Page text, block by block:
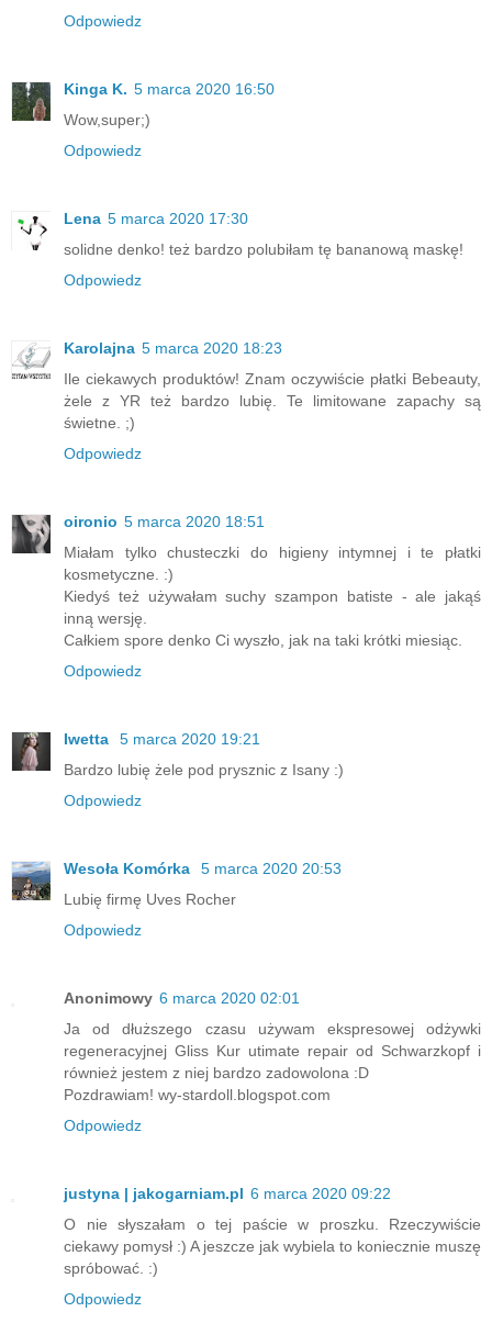
Odpowiedz
Kinga K. 5 marca 2020 16:50
Wow,super;)
Odpowiedz
Lena 5 marca 2020 17:30
solidne denko! też bardzo polubiłam tę bananową maskę!
Odpowiedz
Karolajna 5 marca 2020 18:23
Ile ciekawych produktów! Znam oczywiście płatki Bebeauty,
żele z YR też bardzo lubię. Te limitowane zapachy są
świetne. ;)
Odpowiedz
oironio 5 marca 2020 18:51
Miałam tylko chusteczki do higieny intymnej i te płatki
kosmetyczne. :)
Kiedyś też używałam suchy szampon batiste - ale jakąś
inną wersję.
Całkiem spore denko Ci wyszło, jak na taki krótki miesiąc.
Odpowiedz
Iwetta
5 marca 2020 19:21
Bardzo lubię żele pod prysznic z Isany :)
Odpowiedz
Wesoła Komórka
5 marca 2020 20:53
Lubię firmę Uves Rocher
Odpowiedz
Anonimowy 6 marca 2020 02:01
Ja od dłuższego czasu używam ekspresowej odżywki
regeneracyjnej Gliss Kur utimate repair od Schwarzkopf i
również jestem z niej bardzo zadowolona :D
Pozdrawiam! wy-stardoll.blogspot.com
Odpowiedz
justyna | jakogarniam.pl 6 marca 2020 09:22
O nie słyszałam o tej paście w proszku. Rzeczywiście
ciekawy pomysł :) A jeszcze jak wybiela to koniecznie muszę
spróbować. :)
Odpowiedz